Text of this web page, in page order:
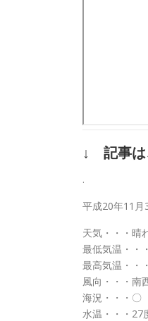
↓ 記事
.
平成20年11月
天気・・・晴
最低気温・・
最高気温・・
風向・・・南
海況・・・〇
水温・・・27